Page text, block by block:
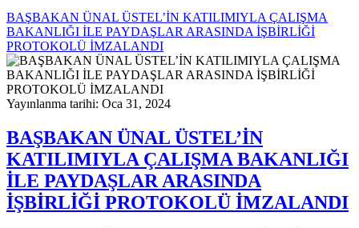
BAŞBAKAN ÜNAL ÜSTEL’İN KATILIMIYLA ÇALIŞMA
BAKANLIĞI İLE PAYDAŞLAR ARASINDA İŞBİRLİĞİ
PROTOKOLÜ İMZALANDI
Yayınlanma tarihi: Oca 31, 2024
BAŞBAKAN ÜNAL ÜSTEL’İN
KATILIMIYLA ÇALIŞMA BAKANLIĞI
İLE PAYDAŞLAR ARASINDA
İŞBİRLİĞİ PROTOKOLÜ İMZALANDI